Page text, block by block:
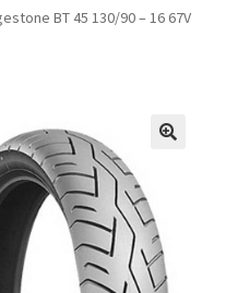
menu
Expand
Expand
Expand
child
BT 45 130/90 – 16 67V